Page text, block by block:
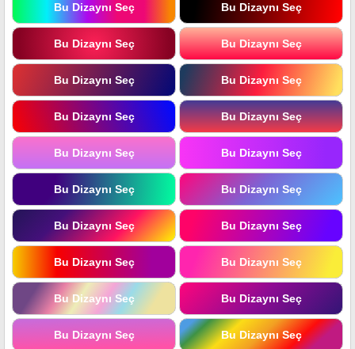
Bu Dizaynı Seç Bu Dizaynı Seç
Bu Dizaynı Seç Bu Dizaynı Seç
Bu Dizaynı Seç Bu Dizaynı Seç
Bu Dizaynı Seç Bu Dizaynı Seç
Bu Dizaynı Seç Bu Dizaynı Seç
Bu Dizaynı Seç Bu Dizaynı Seç
Bu Dizaynı Seç Bu Dizaynı Seç
Bu Dizaynı Seç Bu Dizaynı Seç
Bu Dizaynı Seç Bu Dizaynı Seç
Bu Dizaynı Seç Bu Dizaynı Seç